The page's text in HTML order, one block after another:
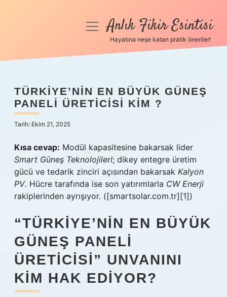
Anasayfa
Yasal Uyarı
Hakkımızda
menüyüAnlık Fikir Esintisi
Hayatına neşe katan pratik öneriler!
TÜRKIYE’NIN EN BÜYÜK GÜNEŞ
PANELI ÜRETICISI KIM ?
Tarih: Ekim 21, 2025
Kısa cevap: Modül kapasitesine bakarsak lider
Smart Güneş Teknolojileri; dikey entegre üretim
gücü ve tedarik zinciri açısından bakarsak Kalyon
PV. Hücre tarafında ise son yatırımlarla CW Enerji
rakiplerinden ayrışıyor. ([smartsolar.com.tr][1])
“TÜRKIYE’NIN EN BÜYÜK
GÜNEŞ PANELI
ÜRETICISI” UNVANINI
KIM HAK EDIYOR?